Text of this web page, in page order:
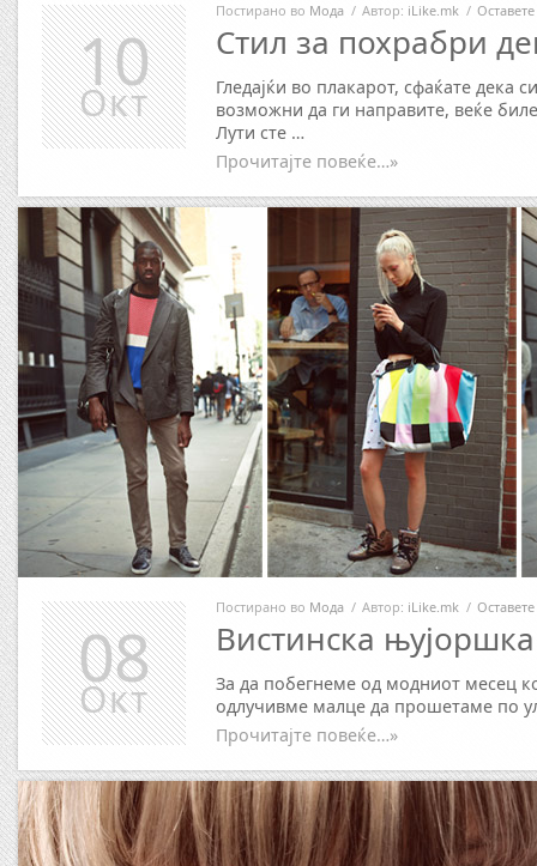
Постирано во Мода / Автор: iLike.mk /
Стил за похрабри
Гледајќи во плакарот, сфаќате дека
возможни да ги направите, веќе
Лути сте …
Прочитајте повеќе…»
10
Окт
Постирано во Мода / Автор: iLike.mk /
Вистинска
За да побегнеме од модниот месец
одлучивме малце да прошетаме по
Прочитајте повеќе…»
08
Окт